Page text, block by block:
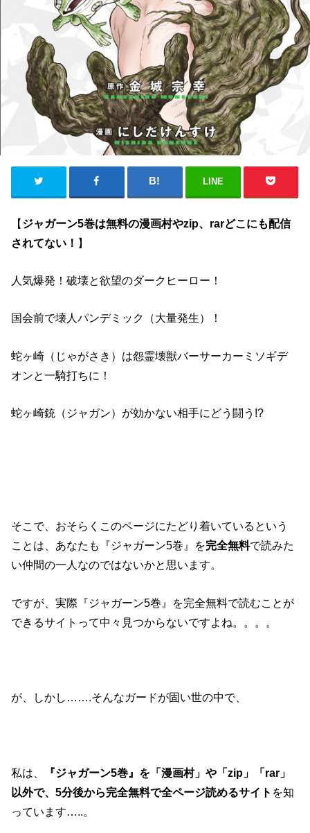
LINE
【ジャガーン5巻は無料の漫画村やzip、rarどこにも配信
されてない！ 】
人気爆発！破壊と欲望のダークヒーロー！
国会前で壊人パンデミック（大量発生）！
蛇ヶ崎（じゃがさき）は怨霊壊獣バーサーカーミソギデ
オンと一騎打ちに！
蛇ヶ崎銃（ジャガン）が効かない相手にどう闘う!?
そこで、おそらくこのページにたどり着いているという
ことは、あなたも『ジャガーン5巻』を完全無料で読みた
い仲間の一人なのではないかと思います。
ですが、実際『ジャガーン5巻』を完全無料で読むことが
できるサイトって中々見つからないですよね。。。。
が、しかし…….そんなガードが固い世の中で、
私は、
『ジャガーン5巻』を「漫画村」や「zip」「rar」
以外で、5分後から完全無料で全ページ読めるサイト を知
っています…..。